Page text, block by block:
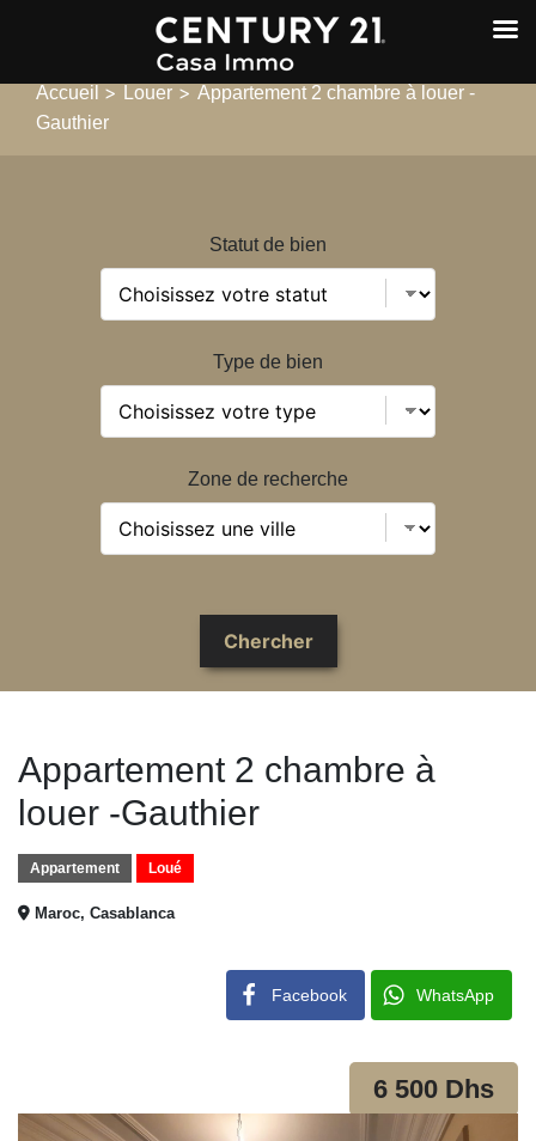
Accueil > Louer > Appartement 2 chambre à louer -
Gauthier
Statut de bien
Type de bien
Zone de recherche
Appartement 2 chambre à
louer -Gauthier
Appartement Loué
Maroc, Casablanca
Facebook WhatsApp
6 500 Dhs